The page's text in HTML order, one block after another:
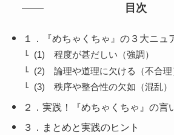
目次
１．『めちゃくちゃ』の３大ニュ
(1) 程度が甚だしい（強調）
(2) 論理や道理に欠ける（不合理
(3) 秩序や整合性の欠如（混乱）
２．実践！『めちゃくちゃ』の言
３．まとめと実践のヒント